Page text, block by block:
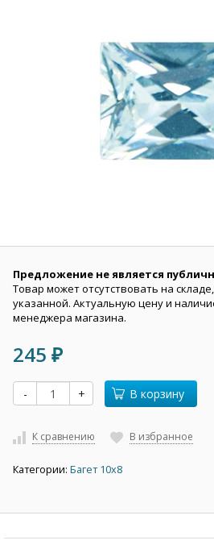
Предложение не является
Товар может отсутствовать на
указанной. Актуальную цену и
менеджера магазина.
245 ₽
- + В корзину
К сравнению В избранное
Категории: Багет 10х8